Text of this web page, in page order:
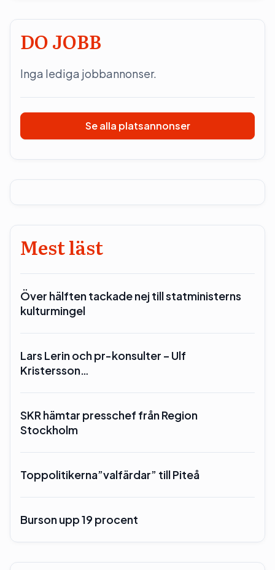
DO JOBB
Inga lediga jobbannonser.
Se alla platsannonser
Mest läst
Över hälften tackade nej till statministerns
kulturmingel
Lars Lerin och pr-konsulter – Ulf
Kristersson…
SKR hämtar presschef från Region
Stockholm
Toppolitikerna”valfärdar” till Piteå
Burson upp 19 procent